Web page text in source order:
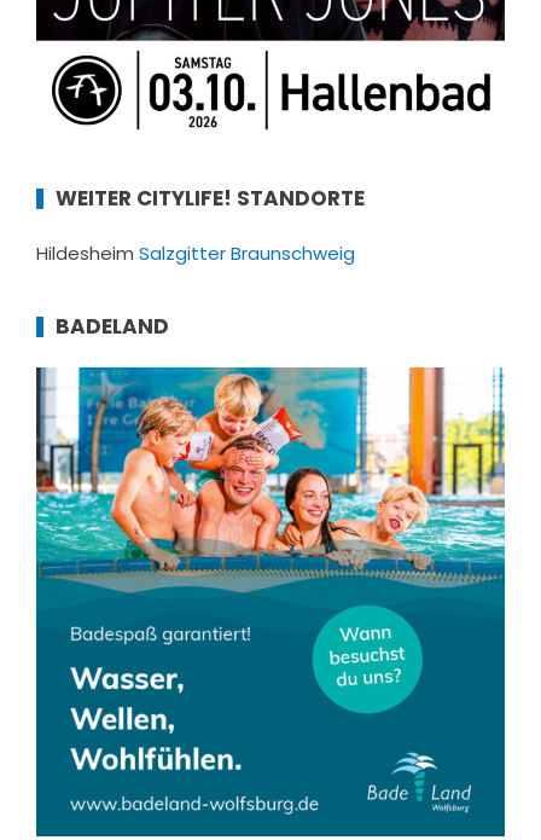
WEITER CITYLIFE! STANDORTE
Hildesheim SalzgitterBraunschweig
BADELAND